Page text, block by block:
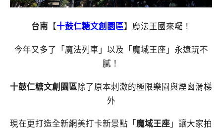
台南【十鼓仁糖文創園區】魔法王國來囉！
今年又多了「魔法列車」以及「魔域王座」永遠玩不
膩！
十鼓仁糖文創園區除了原本刺激的極限樂園與煙囪滑梯
外
現在更打造全新網美打卡新景點「魔域王座」讓大家拍